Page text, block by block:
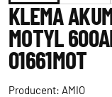
KLEMA
MOTYL
01661MOT
Producent: AMIO